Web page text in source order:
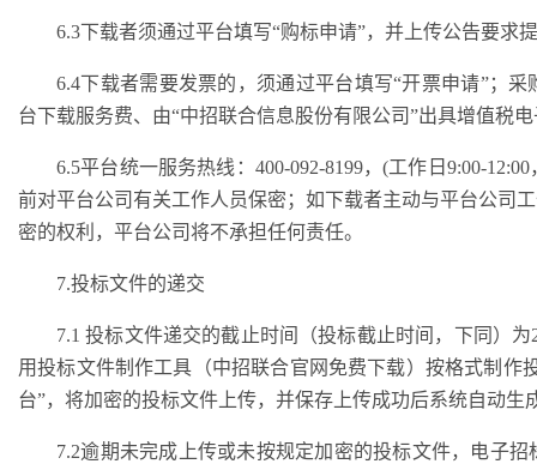
6.3下载者须通过平台填写“购标申请”，并上传公告要求
6.4下载者需要发票的，须通过平台填写“开票申请”；
台下载服务费、由“中招联合信息股份有限公司”出具增值税
6.5平台统一服务热线：400-092-8199，(工作日9:00-
前对平台公司有关工作人员保密；如下载者主动与平台公司
密的权利，平台公司将不承担任何责任。
7.投标文件的递交
7.1 投标文件递交的截止时间（投标截止时间，下同）为
用投标文件制作工具（中招联合官网免费下载）按格式制作
台”，将加密的投标文件上传，并保存上传成功后系统自动
7.2逾期未完成上传或未按规定加密的投标文件，电子